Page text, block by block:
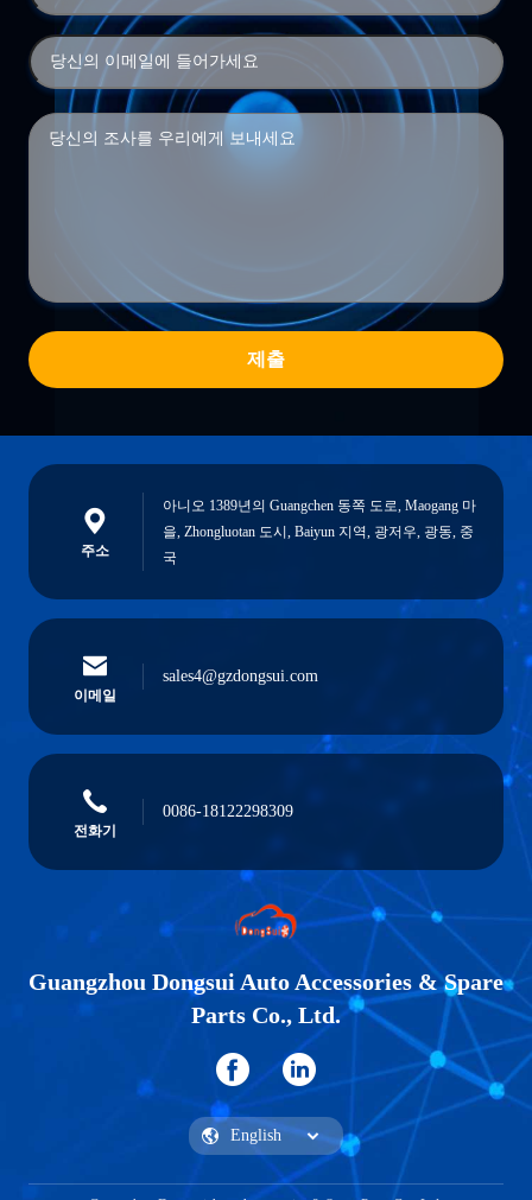
제출
주소
아니오 1389년의 Guangchen 동쪽 도로, Maogang 마
을, Zhongluotan 도시, Baiyun 지역, 광저우, 광동, 중
국
이메일
sales4@gzdongsui.com
전화기
0086-18122298309
Guangzhou Dongsui Auto Accessories & Spare
Parts Co., Ltd.